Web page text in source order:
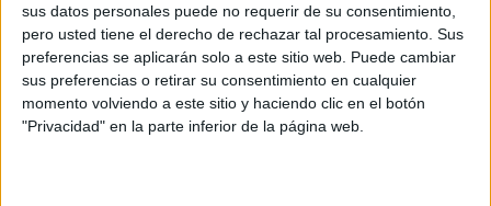
sus datos personales puede no requerir de su consentimiento,
pero usted tiene el derecho de rechazar tal procesamiento. Sus
preferencias se aplicarán solo a este sitio web. Puede cambiar
sus preferencias o retirar su consentimiento en cualquier
momento volviendo a este sitio y haciendo clic en el botón
"Privacidad" en la parte inferior de la página web.
IMPRIMIR
SHARE